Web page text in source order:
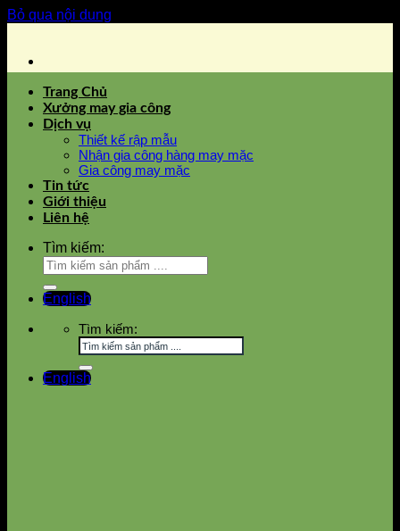
Bỏ qua nội dung
Trang Chủ
Xưởng may gia công
Dịch vụ
Thiết kế rập mẫu
Nhận gia công hàng may mặc
Gia công may mặc
Tin tức
Giới thiệu
Liên hệ
Tìm kiếm:
English
Tìm kiếm:
English